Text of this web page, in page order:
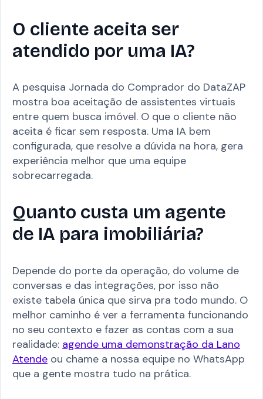
O cliente aceita ser
atendido por uma IA?
A pesquisa Jornada do Comprador do DataZAP
mostra boa aceitação de assistentes virtuais
entre quem busca imóvel. O que o cliente não
aceita é ficar sem resposta. Uma IA bem
configurada, que resolve a dúvida na hora, gera
experiência melhor que uma equipe
sobrecarregada.
Quanto custa um agente
de IA para imobiliária?
Depende do porte da operação, do volume de
conversas e das integrações, por isso não
existe tabela única que sirva pra todo mundo. O
melhor caminho é ver a ferramenta funcionando
no seu contexto e fazer as contas com a sua
realidade: agende uma demonstração da Lano
Atende ou chame a nossa equipe no WhatsApp
que a gente mostra tudo na prática.